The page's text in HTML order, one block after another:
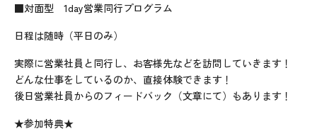
■対面型 1day営業同行プログラム
日程は随時（平日のみ）
実際に営業社員と同行し、お客様先などを訪問していきます！
どんな仕事をしているのか、直接体験できます！
後日営業社員からのフィードバック（文章にて）もあります！
★参加特典★